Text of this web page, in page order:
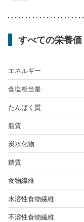
すべての栄養価
エネルギー
食塩相当量
たんぱく質
脂質
炭水化物
糖質
食物繊維
水溶性食物繊維
不溶性食物繊維